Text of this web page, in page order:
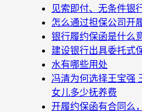
见索即付、无条件银
怎么通过担保公司开
银行履约保函是什么
建设银行出具委托式
水有哪些用处
冯清为何选择王宝强
女儿多少抚养费
开履约保函有合同么